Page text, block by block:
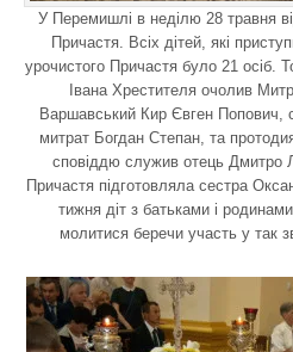
У Перемишлі в неділю 28 травня
Причастя. Всіх дітей, які
урочистого Причастя було 21 осіб.
Івана Хрестителя очолив
Варшавський Кир Євген Попович,
митрат Богдан Степан, та
сповіддю служив отець Дмитро
Причастя підготовляла сестра
тижня діт з батьками і
молитися беречи участь у так